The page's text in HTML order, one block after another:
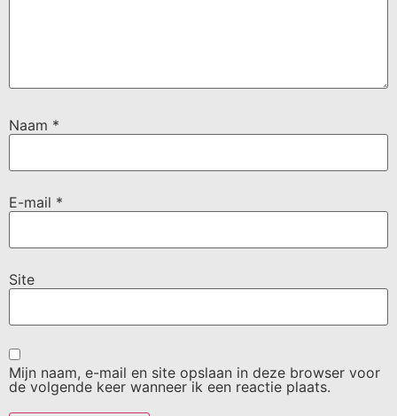
Naam *
E-mail *
Site
Mijn naam, e-mail en site opslaan in deze browser voor
de volgende keer wanneer ik een reactie plaats.